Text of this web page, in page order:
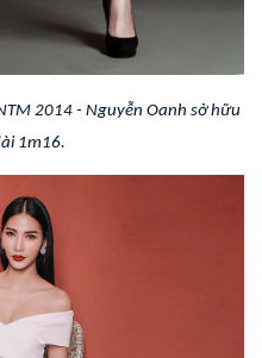
2014 - Nguyễn Oanh sở hữu
1m16.